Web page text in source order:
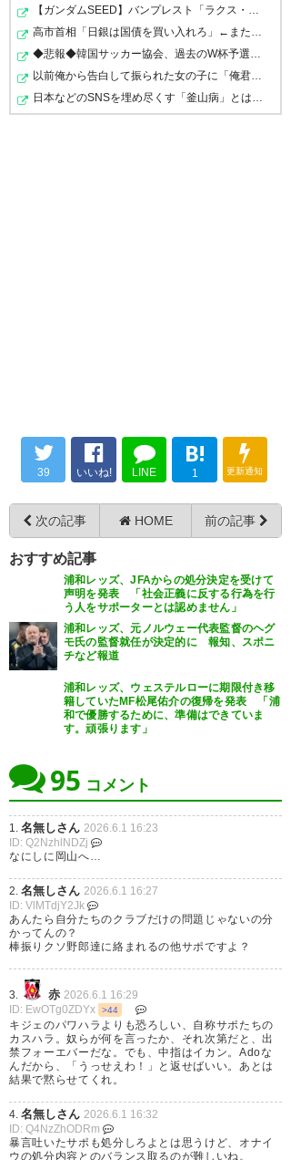
736名無しが急に来たので 2026/05/31(日) 23:00:22 ID:xixRXA6U0
>>721
わざわざ岡山まで行ってなあ
名無しが急に来たので 2026/05/31(日) 23:03:44 ID:MhteDDWY0
https://www.youtube.com/watch?
v=vQBlx293XiE&t=165s
744 名無しが急に来たので
>>740
中指かどうかすらよくわからんな。
阿道は一試合謹慎、黒服出禁で決着で良いんじゃ
ね。
763 名無しが急に来たので 2026/05/31(日) 23:14:32 ID:s4zBAjFY0
>>740
何も判らねえ
石原が宥めてるのは判った
745名無しが急に来たので 2026/05/31(日) 23:07:18 ID:n1XiEe7J0
オナイウも数字が出てないからイライラしてたんだ
ろうけど
でもやっちゃあだめだよな
【ガンダムSEED】バンプレスト「ラクス・クライン」「カ…
高市首相「日銀は国債を買い入れろ」←また円安が進行する…
◆悲報◆韓国サッカー協会、過去のW杯予選など複数試合で担…
以前俺から告白して振られた女の子に「俺君ってかっこい…
日本などのSNSを埋め尽くす「釜山病」とは？「ソウル病」…
39 いいね! LINE
B!
1 更新通知
次の記事 HOME 前の記事
おすすめ記事
浦和レッズ、JFAからの処分決定を受けて
声明を発表 「社会正義に反する行為を行
う人をサポーターとは認めません」
浦和レッズ、元ノルウェー代表監督のヘグ
モ氏の監督就任が決定的に 報知、スポニ
チなど報道
浦和レッズ、ウェステルローに期限付き移
籍していたMF松尾佑介の復帰を発表 「浦
和で優勝するために、準備はできていま
す。頑張ります」
95 コメント
1. 名無しさん 2026.6.1 16:23
ID: Q2NzhlNDZj
なにしに岡山へ…
2. 名無しさん 2026.6.1 16:27
ID: VlMTdjY2Jk
あんたら自分たちのクラブだけの問題じゃないの分
かってんの？
棒振りクソ野郎達に絡まれるの他サポですよ？
3. 赤 2026.6.1 16:29
ID: EwOTg0ZDYx
>44
キジェのパワハラよりも恐ろしい、自称サポたちの
カスハラ。奴らが何を言ったか、それ次第だと、出
禁フォーエバーだな。でも、中指はイカン。Adoな
んだから、「うっせえわ！」と返せばいい。あとは
結果で黙らせてくれ。
4. 名無しさん 2026.6.1 16:32
ID: Q4NzZhODRm
暴言吐いたサポも処分しろよとは思うけど、オナイ
ウの処分内容とのバランス取るのが難しいね。